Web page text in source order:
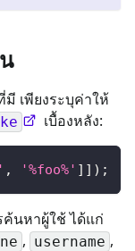
เพียงระบุค่าให้
เบื้องหลัง:
, '%foo%' ] ] ) ;
นหาผู้ใช้ ได้แก่
, username ,